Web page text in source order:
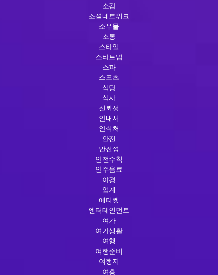
소감
소셜네트워크
소유물
소통
스타일
스타트업
스파
스포츠
식당
식사
신뢰성
안내서
안식처
안전
안전성
안전수칙
안주음료
야경
업계
에티켓
엔터테인먼트
여가
여가생활
여행
여행준비
여행지
여흥